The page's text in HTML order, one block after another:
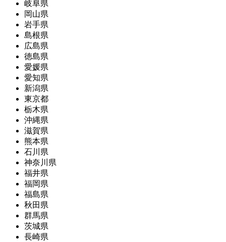
岐阜県
岡山県
岩手県
島根県
広島県
徳島県
愛媛県
愛知県
新潟県
東京都
栃木県
沖縄県
滋賀県
熊本県
石川県
神奈川県
福井県
福岡県
福島県
秋田県
群馬県
茨城県
長崎県